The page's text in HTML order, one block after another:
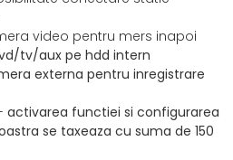
video pentru mers inapoi
tv/aux pe hdd intern
externa pentru inregistrare
activarea functiei si configurarea
se taxeaza cu suma de 150